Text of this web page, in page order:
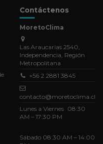
Contáctenos
MoretoClima
Las Araucarias 2540,
Independencia, Región
Metropolitana
+56 2 2881 3845
contacto@moretoclima.cl
Lunes a Viernes 08:30
AM – 17:30 PM
Sábado 08:30 AM – 14:00